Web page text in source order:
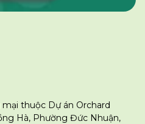
thuộc Dự án Orchard
Hà, Phường Đức Nhuận,